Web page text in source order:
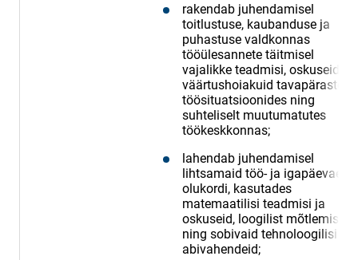
rakendab juhendamisel
toitlustuse, kaubanduse ja
puhastuse valdkonnas
tööülesannete täitmisel
vajalikke teadmisi, oskuseid ja
väärtushoiakuid tavapärastes
töösituatsioonides ning
suhteliselt muutumatutes
töökeskkonnas;
lahendab juhendamisel
lihtsamaid töö- ja igapäevaelu
olukordi, kasutades
matemaatilisi teadmisi ja
oskuseid, loogilist mõtlemist
ning sobivaid tehnoloogilisi
abivahendeid;